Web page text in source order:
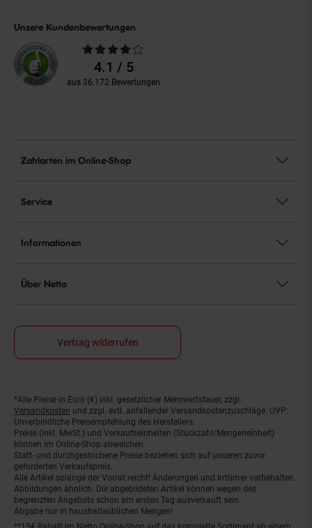
Unsere Kundenbewertungen
Durchschnittliche
Bewertungen4.1 / 5
aus 36.172 Bewertungen
Zahlarten im Online-Shop
Service
Informationen
Über Netto
Vertrag widerrufen
Fußnoten
*Alle Preise in Euro (€) inkl. gesetzlicher Mehrwertsteuer, zzgl.
Versandkosten und zzgl. evtl. anfallender Versandkostenzuschläge. UVP:
Unverbindliche Preisempfehlung des Herstellers.
Preise (inkl. MwSt.) und Verkaufseinheiten (Stückzahl/Mengeneinheit)
können im Online-Shop abweichen.
Statt- und durchgestrichene Preise beziehen sich auf unseren zuvor
geforderten Verkaufspreis.
Alle Artikel solange der Vorrat reicht! Änderungen und Irrtümer vorbehalten.
Abbildungen ähnlich. Die abgebildeten Artikel können wegen des
begrenzten Angebots schon am ersten Tag ausverkauft sein.
Abgabe nur in haushaltsüblichen Mengen!